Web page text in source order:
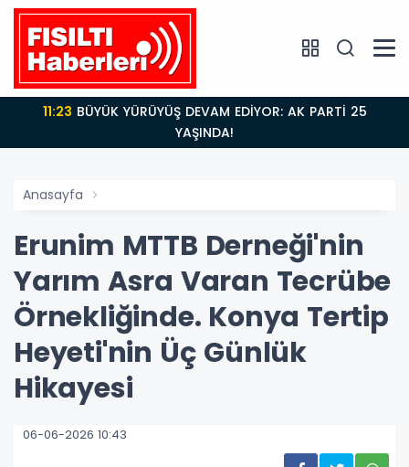
11:23
YAŞINDA!
Anasayfa
Erunim MTTB Derneği'nin
Yarım Asra Varan Tecrübe
Örnekliğinde. Konya Tertip
Heyeti'nin Üç Günlük
Hikayesi
06-06-2026 10:43